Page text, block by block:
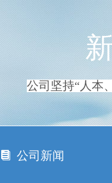
뀴 公司新闻
公司坚持“人本